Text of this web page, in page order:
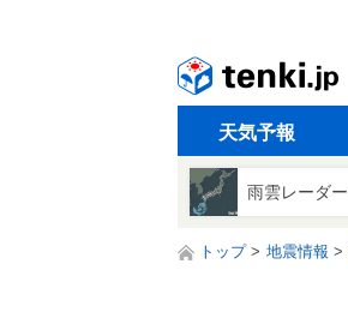
天気予報
雨雲レーダー
トップ 地震情報